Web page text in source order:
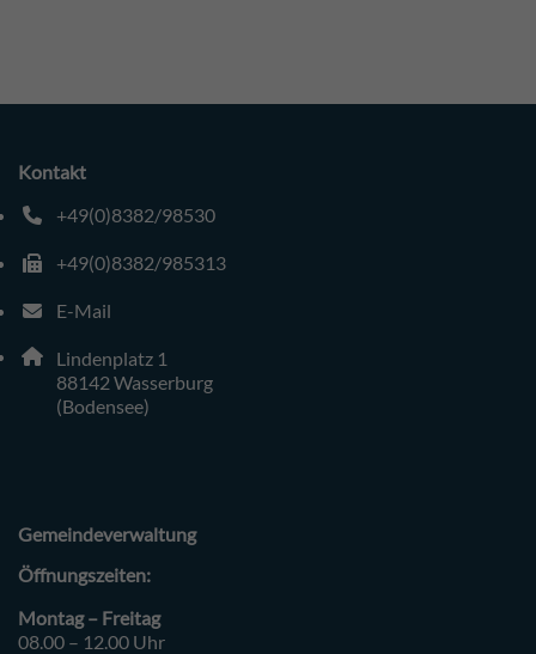
Kontakt
+49(0)8382/98530
Telefonnummer: 4 9 0 8 3 8 2 9 8 5 3 0
+49(0)8382/985313
Faxnummer: 4 9 8 3 8 2 9 8 5 3 1 3
E-Mail
E-Mail Adresse: gemeinde@wasserburg-bodensee.de
Adresse:
Lindenplatz 1
88142 , 8 8 1 4 2
Wasserburg
(Bodensee)
Gemeindeverwaltung
Öffnungszeiten:
Montag – Freitag
08.00 – 12.00 Uhr